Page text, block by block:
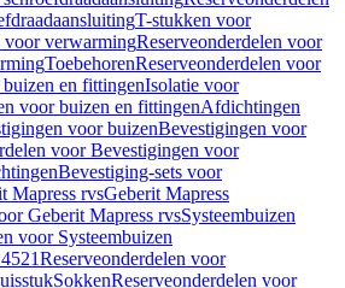
T-stukken voor
voor verwarmingReserveonderdelen voor
ToebehorenReserveonderdelen voor
en fittingenIsolatie voor
voor buizen en fittingenAfdichtingen
voor buizenBevestigingen voor
voor Bevestigingen voor
Bevestiging-sets voor
Mapress rvsGeberit Mapress
Geberit Mapress rvsSysteembuizen
voor Systeembuizen
Reserveonderdelen voor
SokkenReserveonderdelen voor